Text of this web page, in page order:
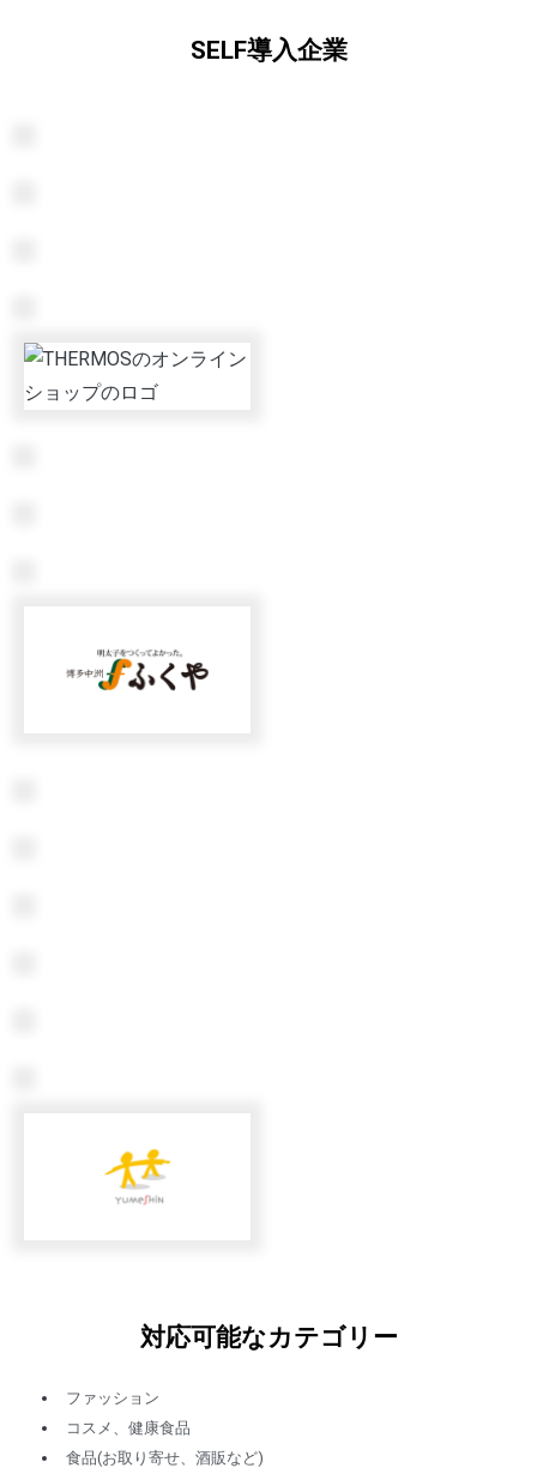
SELF導入企業
対応可能なカテゴリー
ファッション
コスメ、健康食品
食品(お取り寄せ、酒販など)